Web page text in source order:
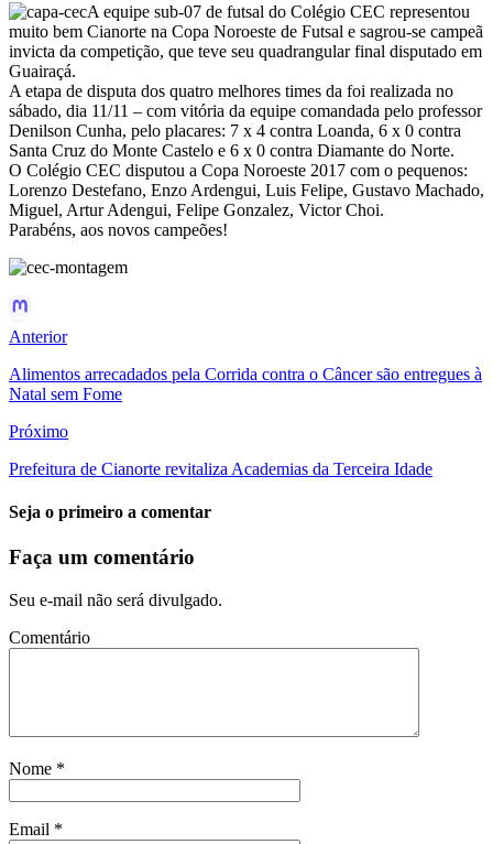
A equipe sub-07 de futsal do Colégio CEC representou
muito bem Cianorte na Copa Noroeste de Futsal e sagrou-se campeã
invicta da competição, que teve seu quadrangular final disputado em
Guairaçá.
A etapa de disputa dos quatro melhores times da foi realizada no
sábado, dia 11/11 – com vitória da equipe comandada pelo professor
Denilson Cunha, pelo placares: 7 x 4 contra Loanda, 6 x 0 contra
Santa Cruz do Monte Castelo e 6 x 0 contra Diamante do Norte.
O Colégio CEC disputou a Copa Noroeste 2017 com o pequenos:
Lorenzo Destefano, Enzo Ardengui, Luis Felipe, Gustavo Machado,
Miguel, Artur Adengui, Felipe Gonzalez, Victor Choi.
Parabéns, aos novos campeões!
Anterior
Alimentos arrecadados pela Corrida contra o Câncer são entregues à
Natal sem Fome
Próximo
Prefeitura de Cianorte revitaliza Academias da Terceira Idade
Seja o primeiro a comentar
Faça um comentário
Seu e-mail não será divulgado.
Comentário
Nome *
Email *